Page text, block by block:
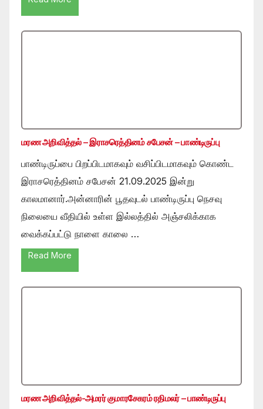
மரண அறிவித்தல் – இராசரெத்தினம் சபேசன் – பாண்டிருப்பு
பாண்டிருப்பை பிறப்பிடமாகவும் வசிப்பிடமாகவும் கொண்ட
இராசரெத்தினம் சபேசன் 21.09.2025 இன்று
காலமானார்.அன்னாரின் பூதவுடல் பாண்டிருப்பு நெசவு
நிலையை வீதியில் உள்ள இல்லத்தில் அஞ்சலிக்காக
வைக்கப்பட்டு நாளை காலை …
Read More
மரண அறிவித்தல்-அமரர் குமாரசேகரம் ரதிமலர் – பாண்டிருப்பு